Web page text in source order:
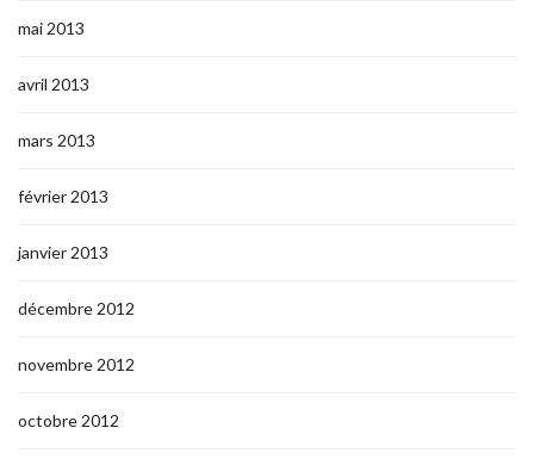
mai 2013
avril 2013
mars 2013
février 2013
janvier 2013
décembre 2012
novembre 2012
octobre 2012